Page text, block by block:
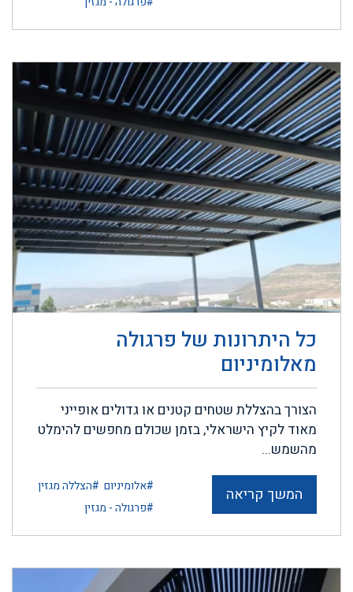
כל היתרונות של פרגולה
מאלומיניום
הצורך בהצללת שטחים קטנים או גדולים אופייני
מאוד לקיץ הישראלי, בזמן שכולם מחפשים להימלט
מהשמש...
המשך קריאה #אלומיניום #הצללה מגזין
#פרגולה - מגזין